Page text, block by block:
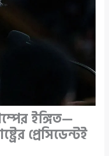
ইঙ্গিত—
প্রেসিডেন্টই